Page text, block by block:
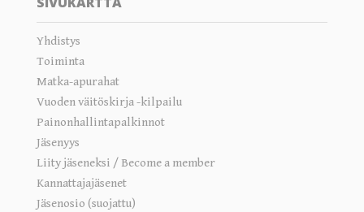
Yhdistys
Toiminta
Matka-apurahat
Vuoden väitöskirja -kilpailu
Painonhallintapalkinnot
Jäsenyys
Liity jäseneksi / Become a member
Kannattajajäsenet
Jäsenosio (suojattu)